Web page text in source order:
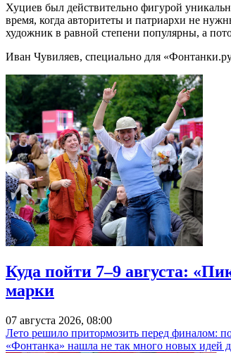
Хуциев был действительно фигурой
время, когда авторитеты и патриархи не
художник в равной степени популярны, а
Иван Чувиляев, специально для
Куда пойти 7–9 августа:
марки
07 августа 2026, 08:00
Лето решило притормозить перед финалом:
«Фонтанка» нашла не так много новых идей